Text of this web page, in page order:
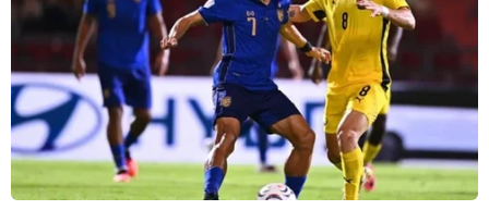
Cựu Phó Chủ tịch Quân ủy Trung ương Trung Quốc
Quách Bá Hùng đang bị một đơn vị đặc nhiệm điều tra
về hành vi "nhận tiền để giúp người khác thăng quan
tiến chức."